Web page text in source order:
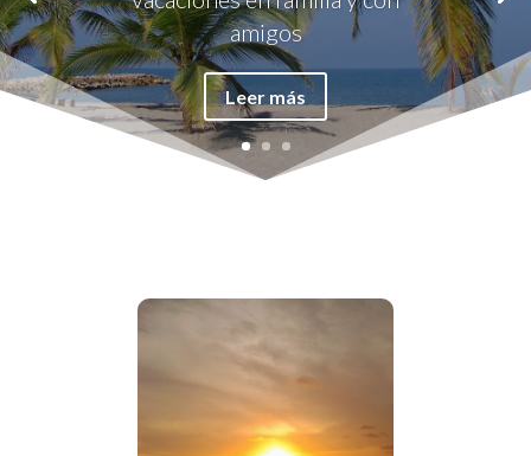
vacaciones en familia y con
amigos
Leer más